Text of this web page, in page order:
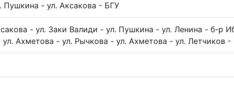
Пушкина - ул. Аксакова - БГУ
- ул. Заки Валиди - ул. Пушкина - ул. Ленина - б-р
Ахметова - ул. Рычкова - ул. Ахметова - ул. Летчиков -